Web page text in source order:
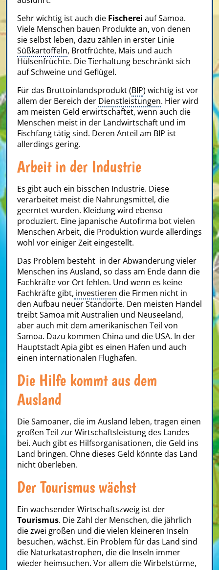
Sehr wichtig ist auch die Fischerei auf Samoa.
Viele Menschen bauen Produkte an, von denen
sie selbst leben, dazu zählen in erster Linie
Süßkartoffeln, Brotfrüchte, Mais und auch
Hülsenfrüchte. Die Tierhaltung beschränkt sich
auf Schweine und Geflügel.
Für das Bruttoinlandsprodukt (BIP) wichtig ist vor
allem der Bereich der Dienstleistungen. Hier wird
am meisten Geld erwirtschaftet, wenn auch die
Menschen meist in der Landwirtschaft und im
Fischfang tätig sind. Deren Anteil am BIP ist
allerdings gering.
Arbeit in der Industrie
Es gibt auch ein bisschen Industrie. Diese
verarbeitet meist die Nahrungsmittel, die
geerntet wurden. Kleidung wird ebenso
produziert. Eine japanische Autofirma bot vielen
Menschen Arbeit, die Produktion wurde allerdings
wohl vor einiger Zeit eingestellt.
Das Problem besteht in der Abwanderung vieler
Menschen ins Ausland, so dass am Ende dann die
Fachkräfte vor Ort fehlen. Und wenn es keine
Fachkräfte gibt, investieren die Firmen nicht in
den Aufbau neuer Standorte. Den meisten Handel
treibt Samoa mit Australien und Neuseeland,
aber auch mit dem amerikanischen Teil von
Samoa. Dazu kommen China und die USA. In der
Hauptstadt Apia gibt es einen Hafen und auch
einen internationalen Flughafen.
Die Hilfe kommt aus dem
Ausland
Die Samoaner, die im Ausland leben, tragen einen
großen Teil zur Wirtschaftsleistung des Landes
bei. Auch gibt es Hilfsorganisationen, die Geld ins
Land bringen. Ohne dieses Geld könnte das Land
nicht überleben.
Der Tourismus wächst
Ein wachsender Wirtschaftszweig ist der
Tourismus. Die Zahl der Menschen, die jährlich
die zwei großen und die vielen kleineren Inseln
besuchen, wächst. Ein Problem für das Land sind
die Naturkatastrophen, die die Inseln immer
wieder heimsuchen. Vor allem die Wirbelstürme,